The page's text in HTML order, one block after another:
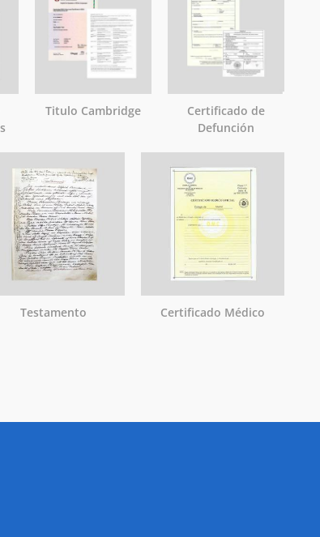
Titulo Cambridge
Certificado de
Defunción
Testamento Certificado Médico